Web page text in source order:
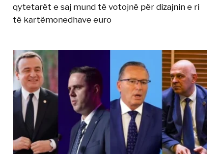
qytetarët e saj mund të votojnë për dizajnin e ri
të kartëmonedhave euro